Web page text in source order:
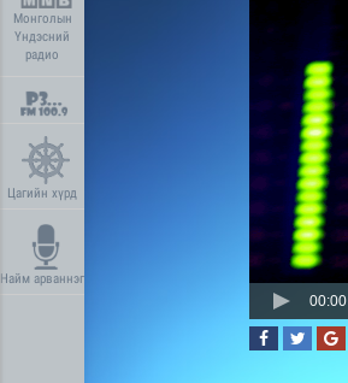
Монголын
Үндэсний
радио
Цагийн хүрд
Найм арваннэг
00:00